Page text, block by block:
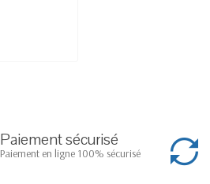
Paiement sécurisé
Paiement en ligne 100% sécurisé